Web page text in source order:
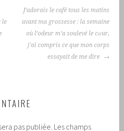
le
J’adorais le café tous les matins
avant ma grossesse : la semaine
où l’odeur m’a soulevé le cœur,
j’ai compris ce que mon corps
essayait de me dire
pas publiée. Les champs